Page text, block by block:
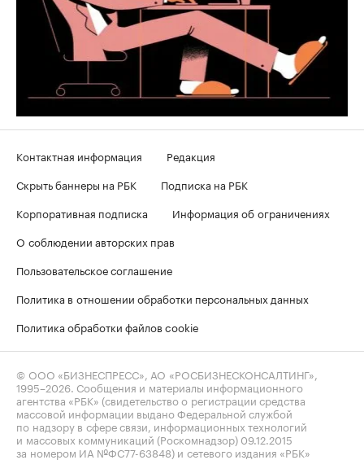
Контактная информация
Редакция
Скрыть баннеры на РБК
Подписка на РБК
Корпоративная подписка
Информация об ограничениях
О соблюдении авторских прав
Пользовательское соглашение
Политика в отношении обработки персональных данных
Политика обработки файлов cookie
© ООО «БИЗНЕСПРЕСС», АО «РОСБИЗНЕСКОНСАЛТИНГ»,
1995–2026. Сообщения и материалы информационного
агентства «РБК» (свидетельство о регистрации средства
массовой информации выдано Федеральной службой
по надзору в сфере связи, информационных технологий
и массовых коммуникаций (Роскомнадзор) 09.12.2015
за номером ИА №ФС77-63848) и сетевого издания «РБК»